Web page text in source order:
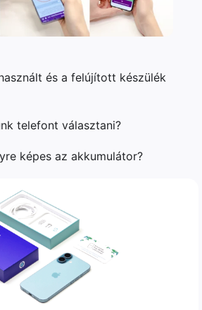
és a felújított készülék
telefont választani?
képes az akkumulátor?